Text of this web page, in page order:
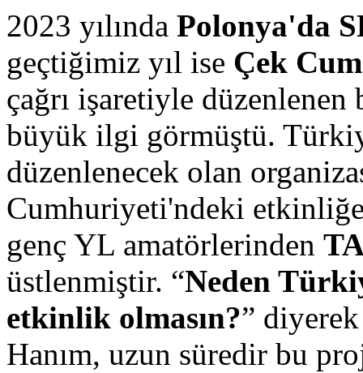
2023 yılında Polonya'da
geçtiğimiz yıl ise Çek
çağrı işaretiyle
büyük ilgi görmüştü.
düzenlenecek olan
Cumhuriyeti'ndeki
genç YL amatörlerinden
üstlenmiştir. “Neden
etkinlik olmasın?”
Hanım, uzun süredir bu